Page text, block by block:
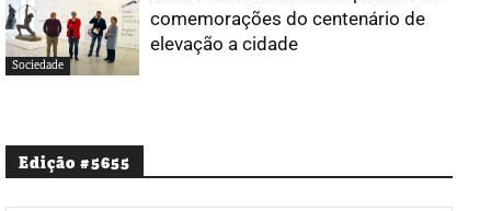
Sociedade
comemorações do centenário de
elevação a cidade
Edição #5655